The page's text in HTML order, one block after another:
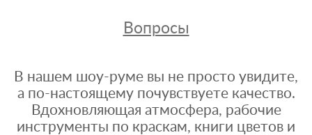
Вопросы
В нашем шоу-руме вы не просто увидите,
а по-настоящему почувствуете качество.
Вдохновляющая атмосфера, рабочие
инструменты по краскам, книги цветов и